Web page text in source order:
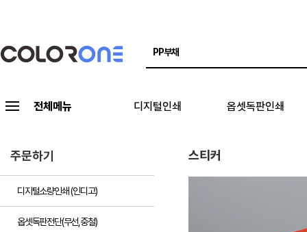
전체메뉴 디지털인쇄 옵셋독판인쇄
주문하기
디지털소량인쇄 (인디고)
옵셋독판전단(무선,중철)
스티커